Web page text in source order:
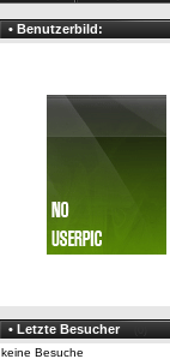
• Benutzerbild:
• Letzte Besucher
keine Besuche